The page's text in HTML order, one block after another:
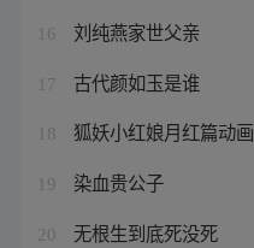
16 刘纯燕家世父亲
17 古代颜如玉是谁
18 狐妖小红娘月红篇动画
19 染血贵公子
20 无根生到底死没死